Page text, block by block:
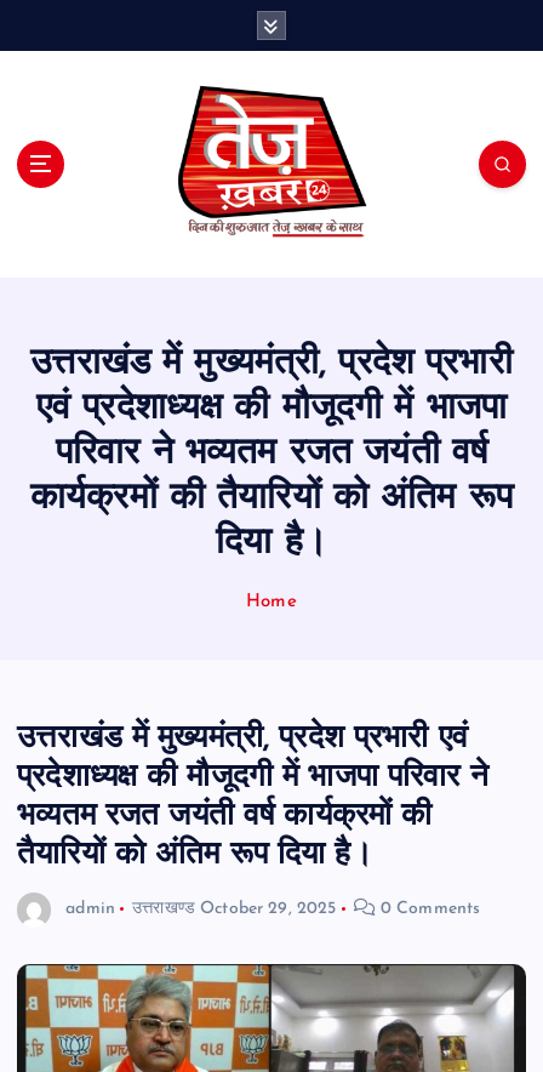
उत्तराखंड में मुख्यमंत्री, प्रदेश प्रभारी
एवं प्रदेशाध्यक्ष की मौजूदगी में भाजपा
परिवार ने भव्यतम रजत जयंती वर्ष
कार्यक्रमों की तैयारियों को अंतिम रूप
दिया है।
Home
उत्तराखंड में मुख्यमंत्री, प्रदेश प्रभारी एवं
प्रदेशाध्यक्ष की मौजूदगी में भाजपा परिवार ने
भव्यतम रजत जयंती वर्ष कार्यक्रमों की
तैयारियों को अंतिम रूप दिया है।
admin उत्तराखण्ड October 29, 2025 0 Comments